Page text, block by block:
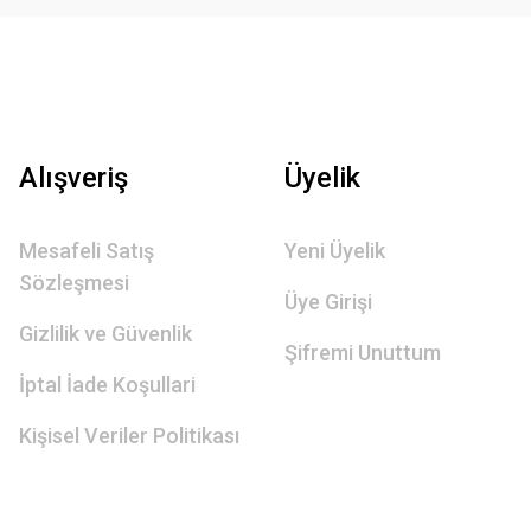
Alışveriş
Mesafeli Satış
Sözleşmesi
Gizlilik ve Güvenlik
İptal İade Koşullari
Kişisel Veriler Politikası
Üyelik
Yeni Üyelik
Üye Girişi
Şifremi Unuttum